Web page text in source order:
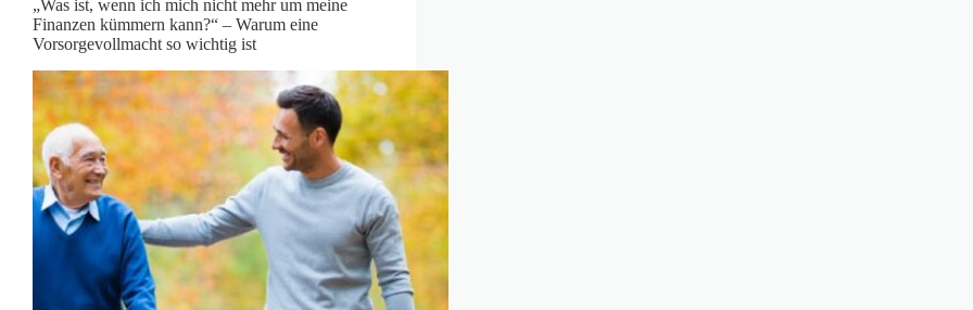
„Was ist, wenn ich mich nicht mehr um meine
Finanzen kümmern kann?“ – Warum eine
Vorsorgevollmacht so wichtig ist